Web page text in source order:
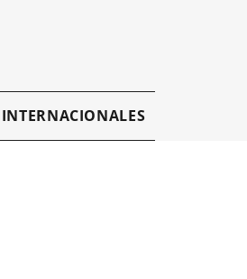
INTERNACIONALES